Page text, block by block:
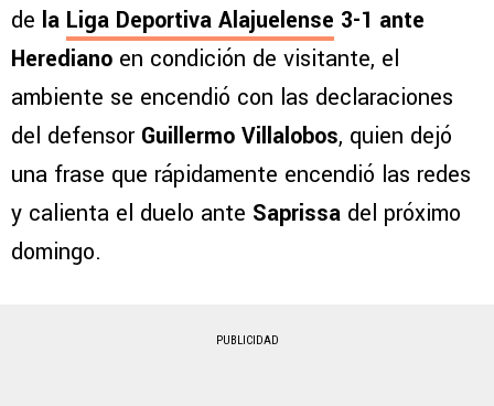
de la Liga Deportiva Alajuelense 3-1 ante
Herediano en condición de visitante, el
ambiente se encendió con las declaraciones
del defensor Guillermo Villalobos, quien dejó
una frase que rápidamente encendió las redes
y calienta el duelo ante Saprissa del próximo
domingo.
PUBLICIDAD